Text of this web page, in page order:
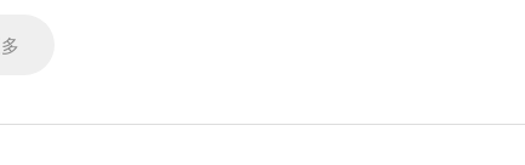
都有正常通電。